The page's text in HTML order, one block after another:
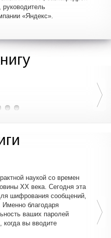
интересующихся
строгие
в сети;
в поисковых сетях.
часов стояния
паспорт и кладу
сканер в аэропорту
в США? — в голосе
«Яндекс».
наукой со времен
XX века. Сегодня эта
шифрования сообщений,
Именно благодаря
ваших паролей
когда вы вводите